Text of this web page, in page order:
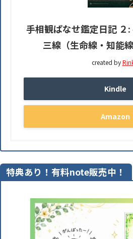
手相観ぱなせ鑑定日記 ２
三線（生命線・知能
created by
Kindle
Amazon
特典あり！有料note販売中！